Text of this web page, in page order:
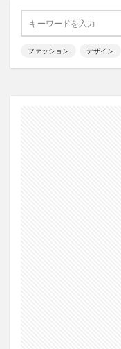
ファッション デザイン